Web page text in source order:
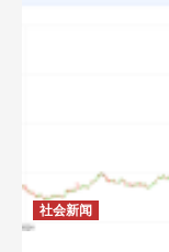
社会新闻